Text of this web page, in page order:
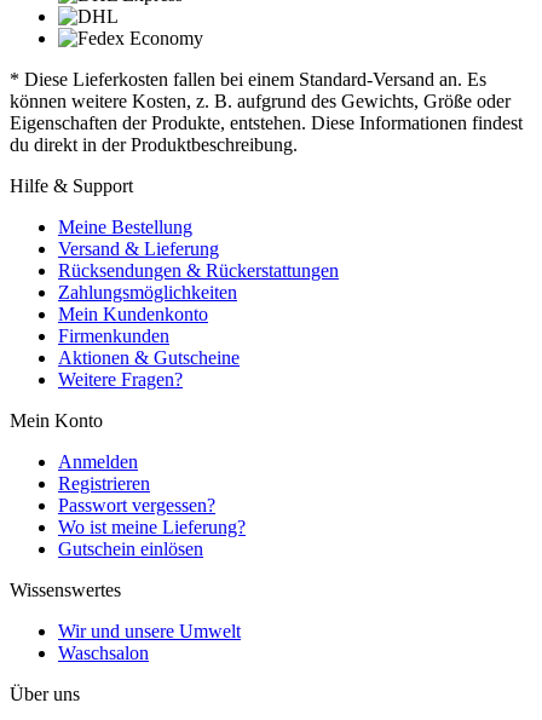
* Diese Lieferkosten fallen bei einem Standard-Versand an. Es
können weitere Kosten, z. B. aufgrund des Gewichts, Größe oder
Eigenschaften der Produkte, entstehen. Diese Informationen findest
du direkt in der Produktbeschreibung.
Hilfe & Support
Meine Bestellung
Versand & Lieferung
Rücksendungen & Rückerstattungen
Zahlungsmöglichkeiten
Mein Kundenkonto
Firmenkunden
Aktionen & Gutscheine
Weitere Fragen?
Mein Konto
Anmelden
Registrieren
Passwort vergessen?
Wo ist meine Lieferung?
Gutschein einlösen
Wissenswertes
Wir und unsere Umwelt
Waschsalon
Über uns